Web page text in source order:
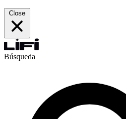
Close
Búsqueda